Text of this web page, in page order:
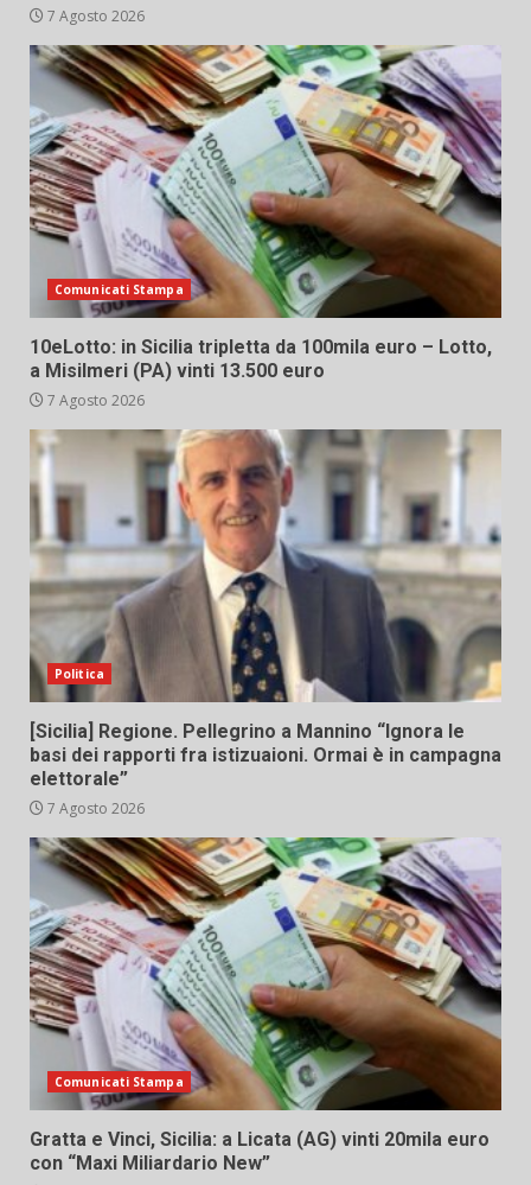
7 Agosto 2026
Comunicati Stampa
10eLotto: in Sicilia tripletta da 100mila euro – Lotto,
a Misilmeri (PA) vinti 13.500 euro
7 Agosto 2026
Politica
[Sicilia] Regione. Pellegrino a Mannino “Ignora le
basi dei rapporti fra istizuaioni. Ormai è in campagna
elettorale”
7 Agosto 2026
Comunicati Stampa
Gratta e Vinci, Sicilia: a Licata (AG) vinti 20mila euro
con “Maxi Miliardario New”